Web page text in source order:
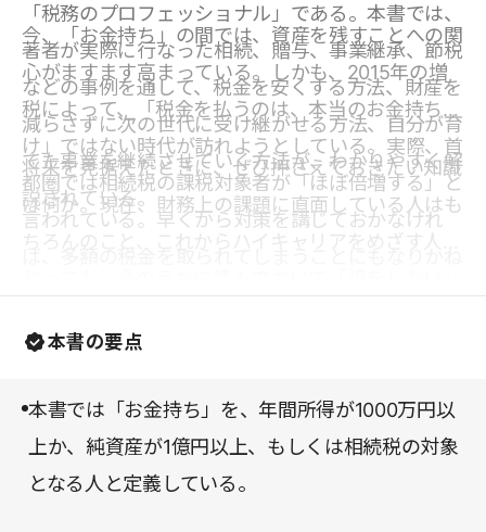
「税務のプロフェッショナル」である。本書では、
著者が実際に行なった相続、贈与、事業継承、節税
などの事例を通して、税金を安くする方法、財産を
減らさずに次の世代に受け継がせる方法、自分が育
てた事業を継続させていく方法が、わかりやすく解
説されている。
今、「お金持ち」の間では、資産を残すことへの関
心がますます高まっている。しかも、2015年の増
税によって、「税金を払うのは、本当のお金持ちだ
け」ではない時代が訪れようとしている。実際、首
都圏では相続税の課税対象者が「ほぼ倍増する」と
言われている。早くから対策を講じておかなけれ
ない。
将来を見据えたときに、ぜひ押さえておきたい知識
は何か。現在、財務上の課題に直面している人はも
ちろんのこと、これからハイキャリアをめざす人に
本書の要点
本書では「お金持ち」を、年間所得が1000万円以
上か、純資産が1億円以上、もしくは相続税の対象
となる人と定義している。